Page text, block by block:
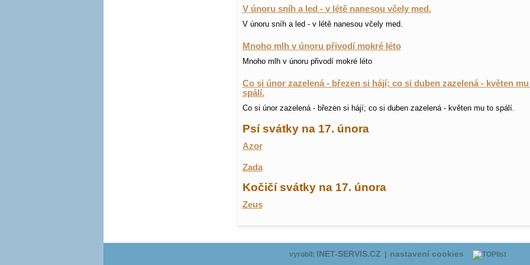
V únoru sníh a led - v létě nanesou včely med.
V únoru sníh a led - v létě nanesou včely med.
Mnoho mlh v únoru přivodí mokré léto
Mnoho mlh v únoru přivodí mokré léto
Co si únor zazelená - březen si hájí; co si duben zazelená - květen
spálí.
Co si únor zazelená - březen si hájí; co si duben zazelená - květen mu to spálí.
Psí svátky na 17. února
Azor
Zada
Kočičí svátky na 17. února
Zeus
vyrobil: INET-SERVIS.CZ nastavení cookies